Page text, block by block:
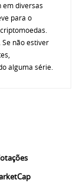
em diversas
para o
Se não estiver
alguma série.